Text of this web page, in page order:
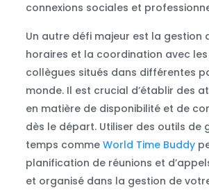
connexions sociales et
Un autre défi majeur est la gestion
horaires et la coordination avec
collègues situés dans différentes
monde. Il est crucial d’établir des
en matière de disponibilité et de
dès le départ. Utiliser des outils de
temps comme World Time Buddy
planification de réunions et
et organisé dans la gestion de